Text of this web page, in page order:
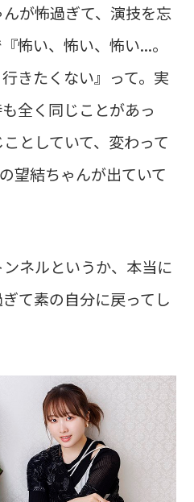
が怖過ぎて、演技を忘
怖い、怖い、怖い...。
きたくない』って。実
全く同じことがあっ
としていて、変わって
望結ちゃんが出ていて
ンネルというか、本当に
て素の自分に戻ってし